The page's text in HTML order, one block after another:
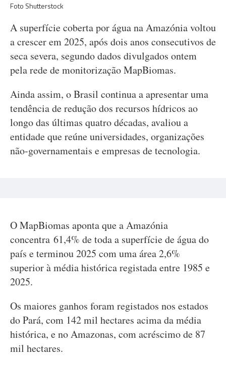
Foto Shutterstock
A superfície coberta por água na Amazónia voltou
a crescer em 2025, após dois anos consecutivos de
seca severa, segundo dados divulgados ontem
pela rede de monitorização MapBiomas.
Ainda assim, o Brasil continua a apresentar uma
tendência de redução dos recursos hídricos ao
longo das últimas quatro décadas, avaliou a
entidade que reúne universidades, organizações
não-governamentais e empresas de tecnologia.
O MapBiomas aponta que a Amazónia
concentra 61,4% de toda a superfície de água do
país e terminou 2025 com uma área 2,6%
superior à média histórica registada entre 1985 e
2025.
Os maiores ganhos foram registados nos estados
do Pará, com 142 mil hectares acima da média
histórica, e no Amazonas, com acréscimo de 87
mil hectares.